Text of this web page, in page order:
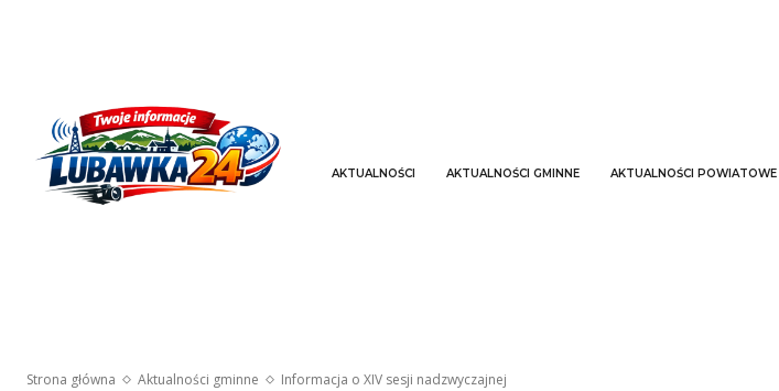
AKTUALNOŚCI AKTUALNOŚCI GMINNE AKTUALNOŚCI POWIATOWE
Strona główna Aktualności gminne Informacja o XIV sesji nadzwyczajnej